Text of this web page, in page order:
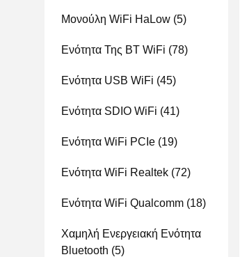
Μονούλη WiFi HaLow (5)
Ενότητα Της BT WiFi (78)
Ενότητα USB WiFi (45)
Ενότητα SDIO WiFi (41)
Ενότητα WiFi PCIe (19)
Ενότητα WiFi Realtek (72)
Ενότητα WiFi Qualcomm (18)
Χαμηλή Ενεργειακή Ενότητα
Bluetooth (5)